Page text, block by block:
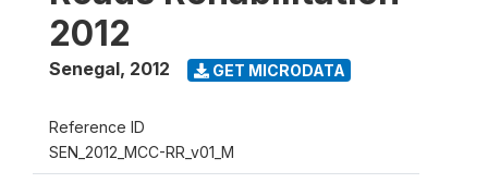
2012
Senegal, 2012 GET MICRODATA
Reference ID
SEN_2012_MCC-RR_v01_M